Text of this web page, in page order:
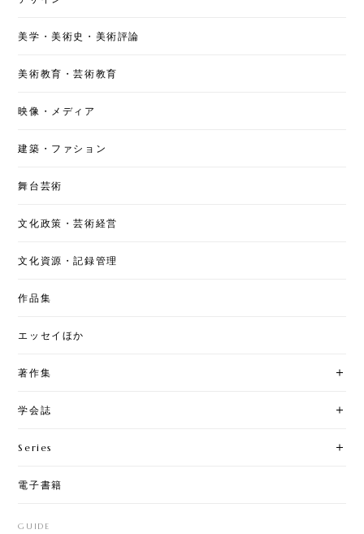
美学・美術史・美術評論
美術教育・芸術教育
映像・メディア
建築・ファション
舞台芸術
文化政策・芸術経営
文化資源・記録管理
作品集
エッセイほか
著作集
学会誌
Series
電子書籍
GUIDE